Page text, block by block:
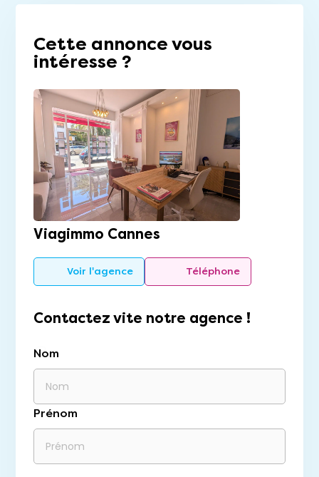
Cette annonce vous
intéresse ?
Viagimmo Cannes
Voir l'agence Téléphone
Contactez vite notre agence !
Nom
Prénom